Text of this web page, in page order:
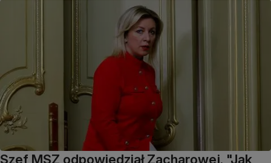
Szef MSZ odpowiedział Zacharowej. "Jak